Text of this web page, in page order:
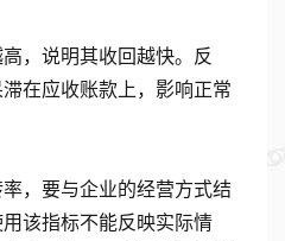
，说明其收回越快。反
在应收账款上，影响正常
，要与企业的经营方式结
该指标不能反映实际情